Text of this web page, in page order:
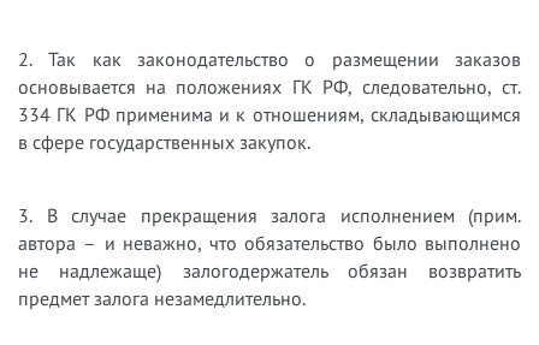
2. Так как законодательство о размещении заказов
основывается на положениях ГК РФ, следовательно, ст.
334 ГК РФ применима и к отношениям, складывающимся
в сфере государственных закупок.
3. В случае прекращения залога исполнением (прим.
автора – и неважно, что обязательство было выполнено
не надлежаще) залогодержатель обязан возвратить
предмет залога незамедлительно.